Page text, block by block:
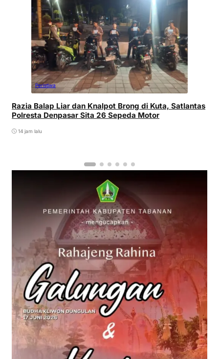
Peristiwa
Razia Balap Liar dan Knalpot Brong di Kuta, Satlantas
Polresta Denpasar Sita 26 Sepeda Motor
14 jam lalu